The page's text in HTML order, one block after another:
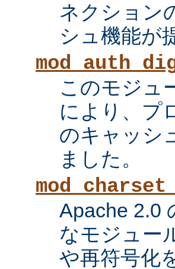
ネクション
シュ機能が
このモジュ
により、プ
のキャッシ
ました。
Apache 2.0
なモジュー
や再符号化